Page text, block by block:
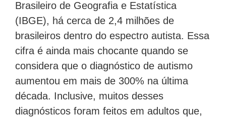
Brasileiro de Geografia e Estatística
(IBGE), há cerca de 2,4 milhões de
brasileiros dentro do espectro autista. Essa
cifra é ainda mais chocante quando se
considera que o diagnóstico de autismo
aumentou em mais de 300% na última
década. Inclusive, muitos desses
diagnósticos foram feitos em adultos que,